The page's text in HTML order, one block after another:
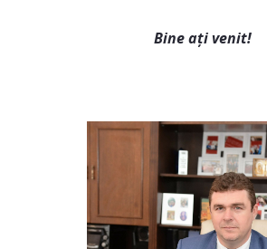
Bine ați venit!